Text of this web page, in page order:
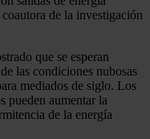
de la investigación
que se esperan
las condiciones nubosas
mediados de siglo. Los
pueden aumentar la
de la energía